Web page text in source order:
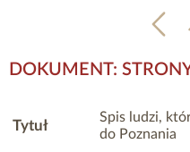
DOKUMENT:
Tytuł
Spis ludzi,
do Poznania